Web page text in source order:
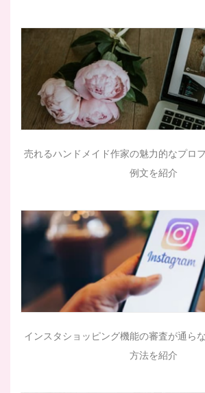
売れるハンドメイド作家の魅力的なプロ
例文を紹介
インスタショッピング機能の審査が通ら
方法を紹介